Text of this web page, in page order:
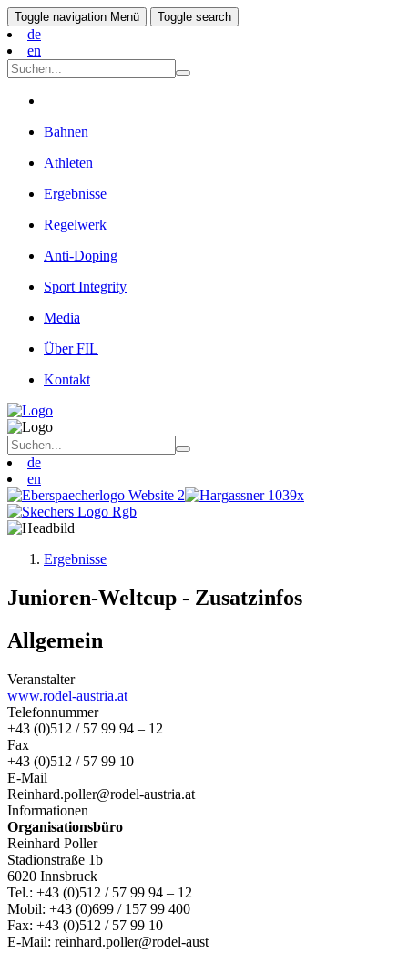
Toggle navigation Menü Toggle search
de
en
Bahnen
Athleten
Ergebnisse
Regelwerk
Anti-Doping
Sport Integrity
Media
Über FIL
Kontakt
de
en
Ergebnisse
Junioren-Weltcup - Zusatzinfos
Allgemein
Veranstalter
www.rodel-austria.at
Telefonnummer
+43 (0)512 / 57 99 94 – 12
Fax
+43 (0)512 / 57 99 10
E-Mail
Reinhard.poller@rodel-austria.at
Informationen
Organisationsbüro
Reinhard Poller
Stadionstraße 1b
6020 Innsbruck
Tel.: +43 (0)512 / 57 99 94 – 12
Mobil: +43 (0)699 / 157 99 400
Fax: +43 (0)512 / 57 99 10
E-Mail: reinhard.poller@rodel-aust